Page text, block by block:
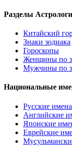
Разделы
Китайский
Знаки зодиака
Гороскопы
Женщины по
Мужчины по
Национальные
Русские имена
Английские
Японские
Еврейские